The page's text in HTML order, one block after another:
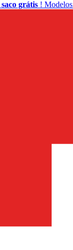
saco grátis !